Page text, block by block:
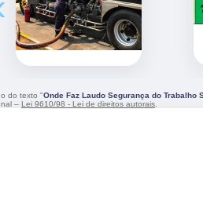
do texto "Onde Faz Laudo Segurança do Trabalho
– Lei 9610/98 - Lei de direitos autorais